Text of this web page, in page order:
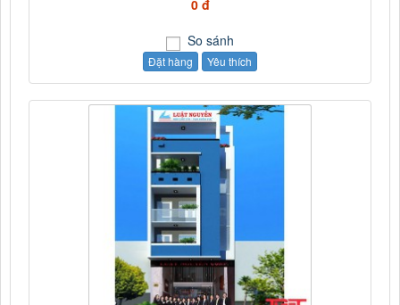
0 đ
So sánh
Đặt hàng Yêu thích